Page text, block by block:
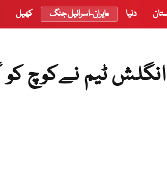
دنیا ایران-اسرائیل جنگ کھیل